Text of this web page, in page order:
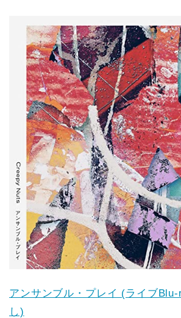
アンサンブル・プレイ (ライブ
し)